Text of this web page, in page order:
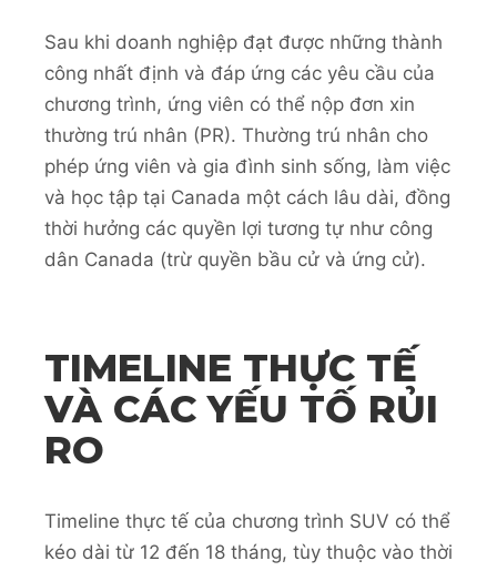
Sau khi doanh nghiệp đạt được những thành
công nhất định và đáp ứng các yêu cầu của
chương trình, ứng viên có thể nộp đơn xin
thường trú nhân (PR). Thường trú nhân cho
phép ứng viên và gia đình sinh sống, làm việc
và học tập tại Canada một cách lâu dài, đồng
thời hưởng các quyền lợi tương tự như công
dân Canada (trừ quyền bầu cử và ứng cử).
TIMELINE THỰC TẾ
VÀ CÁC YẾU TỐ RỦI
RO
Timeline thực tế của chương trình SUV có thể
kéo dài từ 12 đến 18 tháng, tùy thuộc vào thời